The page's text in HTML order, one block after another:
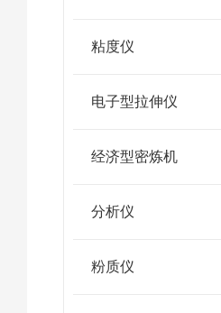
粘度仪
电子型拉伸仪
经济型密炼机
分析仪
粉质仪